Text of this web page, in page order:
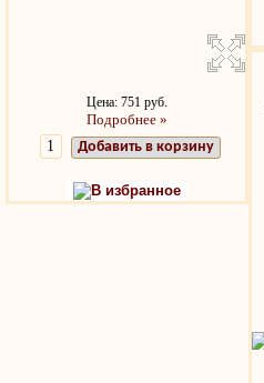
Цена: 751 руб.
Подробнее »
Добавить в корзину
В избранное